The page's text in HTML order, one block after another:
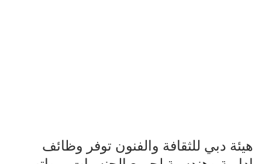
هيئة دبي للثقافة والفنون توفر وظائف